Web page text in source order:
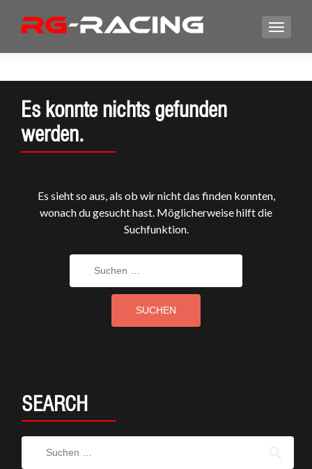
Es konnte nichts gefunden
werden.
Es sieht so aus, als ob wir nicht das finden konnten,
wonach du gesucht hast. Möglicherweise hilft die
Suchfunktion.
SEARCH